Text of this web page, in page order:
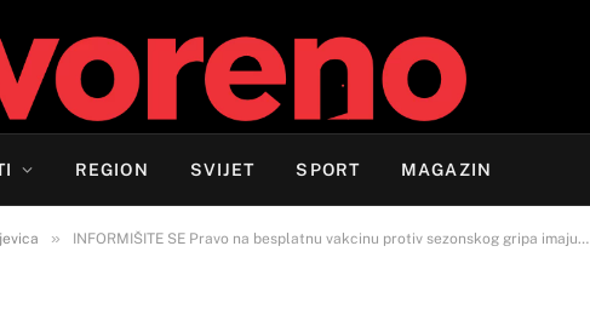
REGION SVIJET SPORT MAGAZIN
» INFORMIŠITE SE Pravo na besplatnu vakcinu protiv sezonskog gripa imaju…